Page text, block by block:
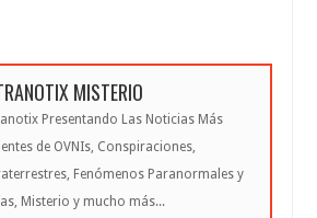
MISTERIO
Presentando Las Noticias Más
de OVNIs, Conspiraciones,
Fenómenos Paranormales y
Misterio y mucho más...